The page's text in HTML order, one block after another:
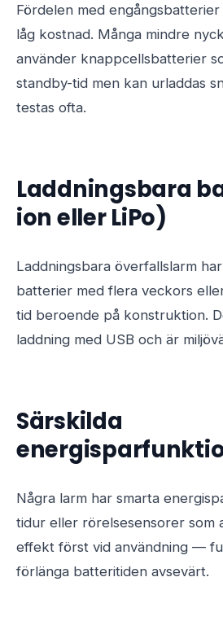
Fördelen med
låg kostnad. Många mindre
använder knappcellsbatterier
standby-tid men kan urladdas
testas ofta.
Laddningsbara
ion eller LiPo)
Laddningsbara överfallslarm
batterier med flera veckors
tid beroende på konstruktion.
laddning med USB och är
Särskilda
Några larm har smarta
tidur eller rörelsesensorer som
effekt först vid användning —
förlänga batteritiden avsevärt.